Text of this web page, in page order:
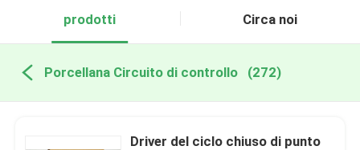
prodotti Circa noi
Porcellana Circuito di controllo (272)
Driver del ciclo chiuso di punto